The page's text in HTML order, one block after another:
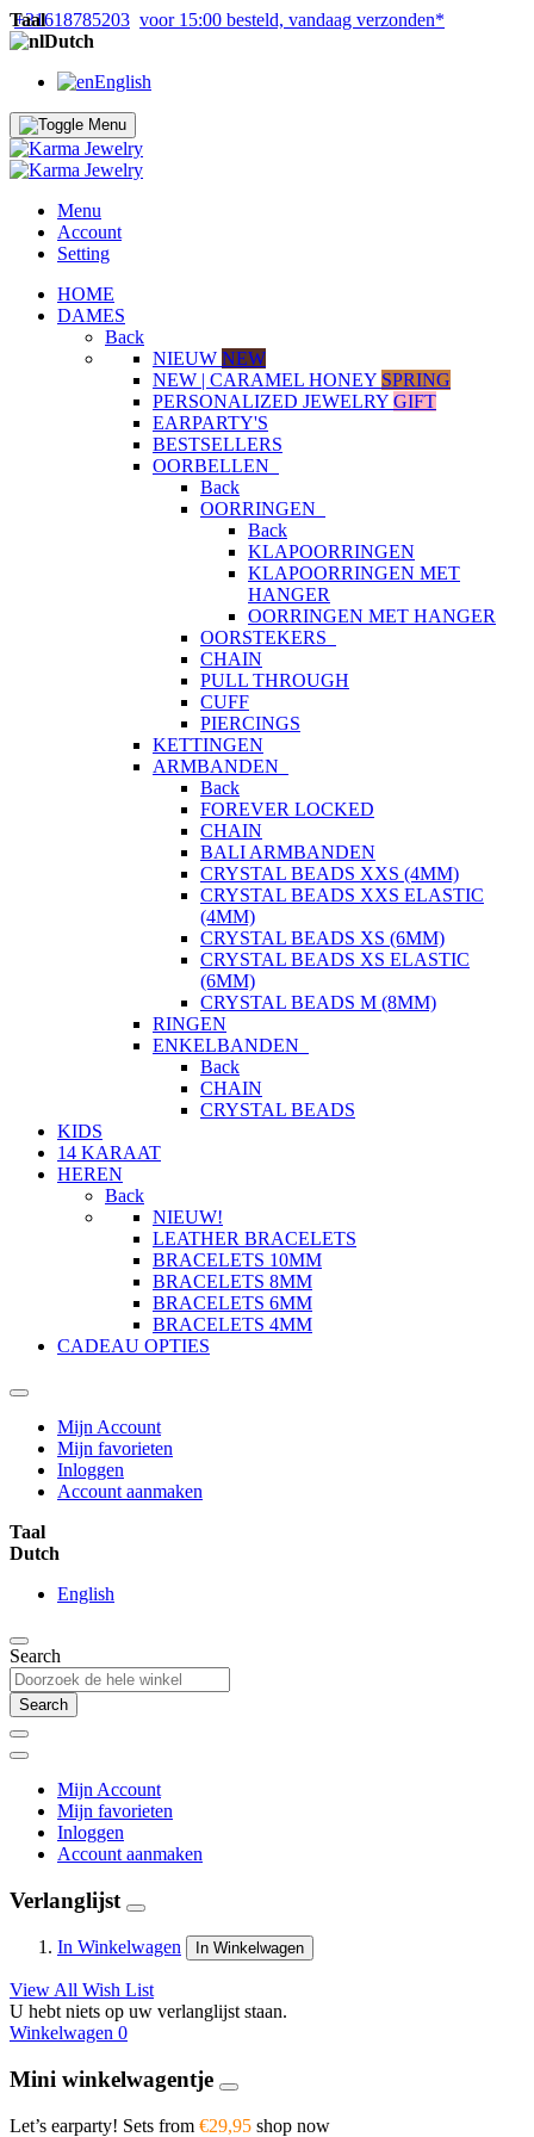
+31618785203 voor 15:00 besteld, vandaag verzonden*
Taal
Dutch
English
Menu
Account
Setting
HOME
DAMES
Back
NIEUW NEW
NEW | CARAMEL HONEY SPRING
PERSONALIZED JEWELRY GIFT
EARPARTY'S
BESTSELLERS
OORBELLEN
Back
OORRINGEN
Back
KLAPOORRINGEN
KLAPOORRINGEN MET
HANGER
OORRINGEN MET HANGER
OORSTEKERS
CHAIN
PULL THROUGH
CUFF
PIERCINGS
KETTINGEN
ARMBANDEN
Back
FOREVER LOCKED
CHAIN
BALI ARMBANDEN
CRYSTAL BEADS XXS (4MM)
CRYSTAL BEADS XXS ELASTIC
(4MM)
CRYSTAL BEADS XS (6MM)
CRYSTAL BEADS XS ELASTIC
(6MM)
CRYSTAL BEADS M (8MM)
RINGEN
ENKELBANDEN
Back
CHAIN
CRYSTAL BEADS
KIDS
14 KARAAT
HEREN
Back
NIEUW!
LEATHER BRACELETS
BRACELETS 10MM
BRACELETS 8MM
BRACELETS 6MM
BRACELETS 4MM
CADEAU OPTIES
Mijn Account
Mijn favorieten
Inloggen
Account aanmaken
Taal
Dutch
English
Search
Search
Mijn Account
Mijn favorieten
Inloggen
Account aanmaken
Verlanglijst
In Winkelwagen In Winkelwagen
View All Wish List
U hebt niets op uw verlanglijst staan.
Winkelwagen 0
Mini winkelwagentje
Let’s earparty! Sets from €29,95 shop now